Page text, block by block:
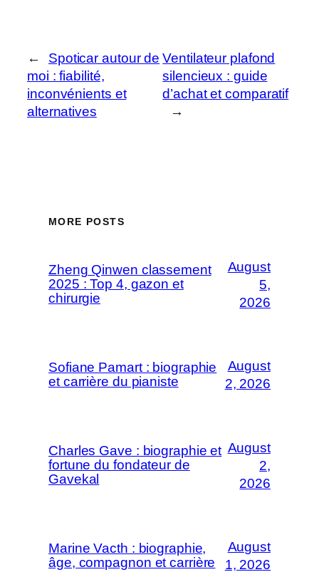
←
Spoticar autour de
moi : fiabilité,
inconvénients et
alternatives
Ventilateur plafond
silencieux : guide
d’achat et comparatif
→
MORE POSTS
Zheng Qinwen classement
2025 : Top 4, gazon et
chirurgie
August
5,
2026
Sofiane Pamart : biographie
et carrière du pianiste
August
2, 2026
Charles Gave : biographie et
fortune du fondateur de
Gavekal
August
2,
2026
Marine Vacth : biographie,
âge, compagnon et carrière
August
1, 2026